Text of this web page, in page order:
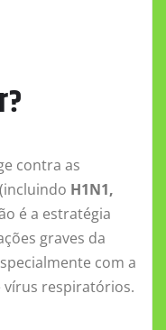
contra as
H1N1,
é a estratégia
graves da
com a
vírus respiratórios.